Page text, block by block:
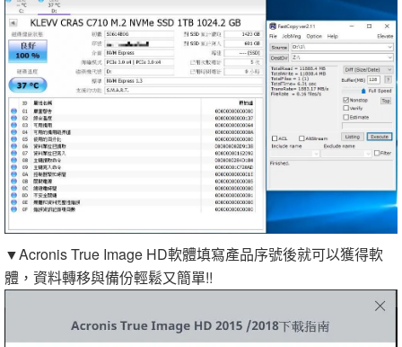
▼Acronis True Image HD軟體填寫產品序號後就可以獲得軟
體，資料轉移與備份輕鬆又簡單!!